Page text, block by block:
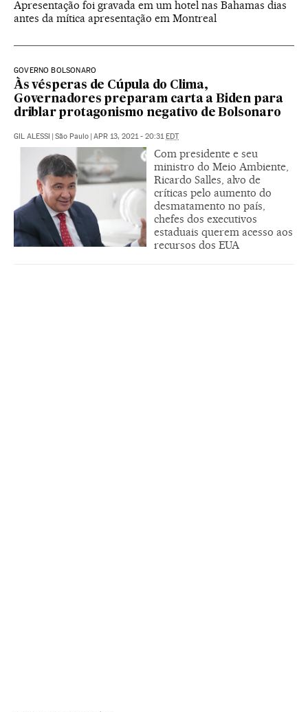
Apresentação foi gravada em um hotel nas Bahamas dias
antes da mítica apresentação em Montreal
GOVERNO BOLSONARO
Às vésperas de Cúpula do Clima,
Governadores preparam carta a Biden para
driblar protagonismo negativo de Bolsonaro
GIL ALESSI São Paulo APR 13, 2021 - 20:31 EDT
Com presidente e seu
ministro do Meio Ambiente,
Ricardo Salles, alvo de
críticas pelo aumento do
desmatamento no país,
chefes dos executivos
estaduais querem acesso aos
recursos dos EUA